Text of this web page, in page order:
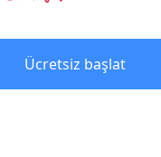
Ücretsiz başlat